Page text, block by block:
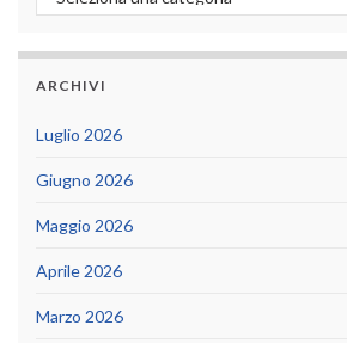
ARCHIVI
Luglio 2026
Giugno 2026
Maggio 2026
Aprile 2026
Marzo 2026